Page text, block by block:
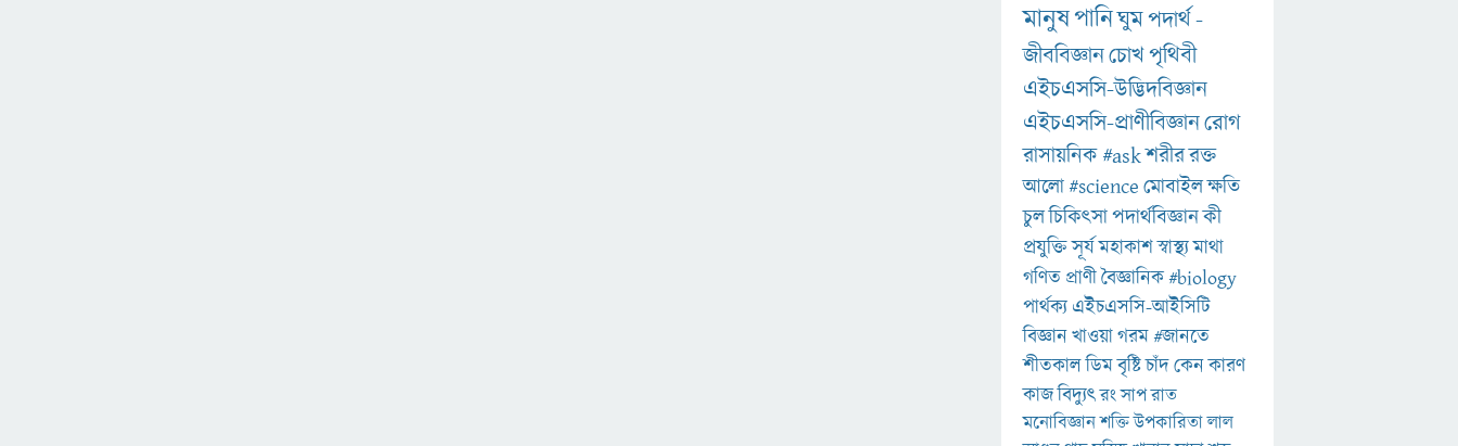
মানুষপানিঘুমপদার্থ-
জীববিজ্ঞানচোখপৃথিবী
এইচএসসি-উদ্ভিদবিজ্ঞান
এইচএসসি-প্রাণীবিজ্ঞানরোগ
রাসায়নিক#askশরীররক্ত
আলো#scienceমোবাইলক্ষতি
চুলচিকিৎসাপদার্থবিজ্ঞানকী
প্রযুক্তিসূর্যমহাকাশস্বাস্থ্যমাথা
গণিত প্রাণীবৈজ্ঞানিক#biology
পার্থক্য এইচএসসি-আইসিটি
বিজ্ঞানখাওয়াগরম#জানতে
শীতকালডিমবৃষ্টিচাঁদকেনকারণ
কাজবিদ্যুৎরংসাপরাত
মনোবিজ্ঞানশক্তিউপকারিতালাল